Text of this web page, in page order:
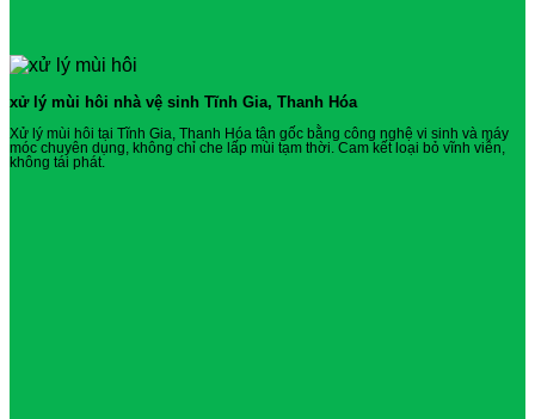
xử lý mùi hôi nhà vệ sinh Tĩnh Gia, Thanh Hóa
Xử lý mùi hôi tại Tĩnh Gia, Thanh Hóa tận gốc bằng công nghệ vi sinh và máy
móc chuyên dụng, không chỉ che lấp mùi tạm thời. Cam kết loại bỏ vĩnh viễn,
không tái phát.